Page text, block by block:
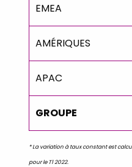
EMEA
AMÉRIQUES
APAC
GROUPE
* La variation à taux constant est
pour le T1 2022.